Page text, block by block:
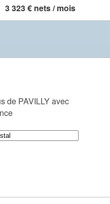
3 323 € nets / mois
de PAVILLY avec